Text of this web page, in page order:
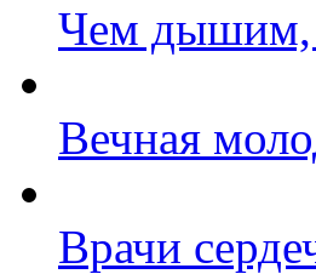
Чем дышим,
Вечная
Врачи